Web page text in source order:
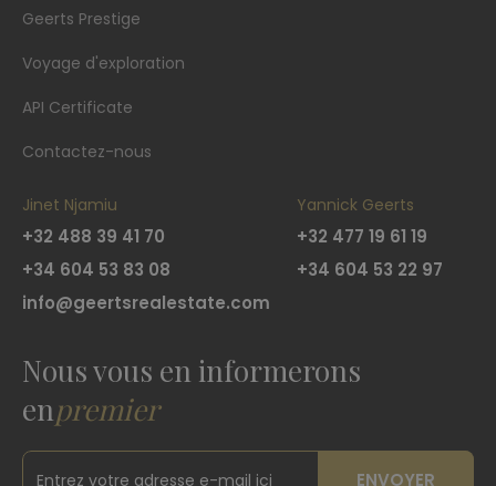
Geerts Prestige
Voyage d'exploration
API Certificate
Contactez-nous
Jinet Njamiu
+32 488 39 41 70
+34 604 53 83 08
info@geertsrealestate.com
Yannick Geerts
+32 477 19 61 19
+34 604 53 22 97
Nous vous en informerons
enpremier
ENVOYER